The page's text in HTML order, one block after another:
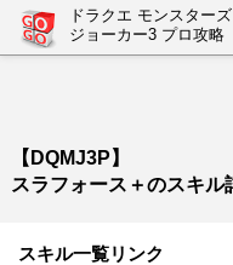
ドラクエ モンスターズ
ジョーカー3 プロ攻略
【DQMJ3P】
スラフォース＋のスキル
スキル一覧リンク